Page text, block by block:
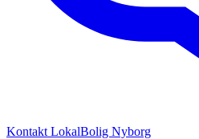
Kontakt LokalBolig Nyborg